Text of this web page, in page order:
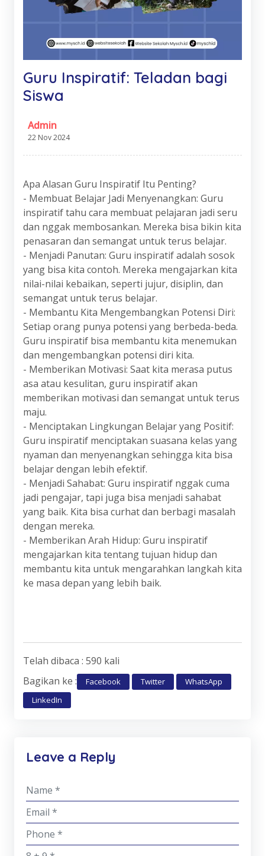
Guru Inspiratif: Teladan bagi
Siswa
Admin
22 Nov 2024
Apa Alasan Guru Inspiratif Itu Penting?
- Membuat Belajar Jadi Menyenangkan: Guru
inspiratif tahu cara membuat pelajaran jadi seru
dan nggak membosankan. Mereka bisa bikin kita
penasaran dan semangat untuk terus belajar.
- Menjadi Panutan: Guru inspiratif adalah sosok
yang bisa kita contoh. Mereka mengajarkan kita
nilai-nilai kebaikan, seperti jujur, disiplin, dan
semangat untuk terus belajar.
- Membantu Kita Mengembangkan Potensi Diri:
Setiap orang punya potensi yang berbeda-beda.
Guru inspiratif bisa membantu kita menemukan
dan mengembangkan potensi diri kita.
- Memberikan Motivasi: Saat kita merasa putus
asa atau kesulitan, guru inspiratif akan
memberikan motivasi dan semangat untuk terus
maju.
- Menciptakan Lingkungan Belajar yang Positif:
Guru inspiratif menciptakan suasana kelas yang
nyaman dan menyenangkan sehingga kita bisa
belajar dengan lebih efektif.
- Menjadi Sahabat: Guru inspiratif nggak cuma
jadi pengajar, tapi juga bisa menjadi sahabat
yang baik. Kita bisa curhat dan berbagi masalah
dengan mereka.
- Memberikan Arah Hidup: Guru inspiratif
mengajarkan kita tentang tujuan hidup dan
membantu kita untuk mengarahkan langkah kita
ke masa depan yang lebih baik.
Telah dibaca : 590 kali
Bagikan ke :
Facebook Twitter
WhatsApp
LinkedIn
Leave a Reply